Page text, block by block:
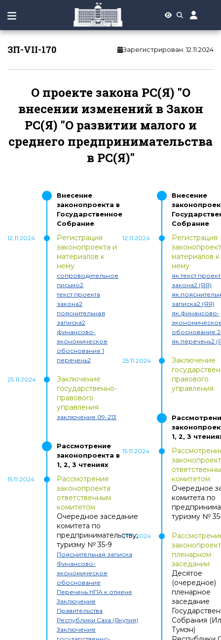
ЗП-VII-170 Зарегистрирован: 12.11.2024
О проекте закона РС(Я) "О
внесении изменений в Закон
РС(Я) "О развитии малого и
среднего предпринимательства
в РС(Я)"
Внесение
законопроекта в
Государственное
Собрание
12.11.2024
Регистрация
законопроекта и
материалов к
нему
сопроводительное
письмо2
текст проекта
закона2
пояснительная
записка2
финансово-
экономическое
обоснование 1
перечень2
25.11.2024
Заключение
государственно-
правового
управления
заключение 09-213
Рассмотрение
законопроекта в
1, 2, 3 чтениях
15.11.2024
Рассмотрение
законопроекта
ответственным
комитетом
Очередное заседание
комитета по
предпринимательству,
туризму №35-9
Пояснительная записка
Финансово-
экономическое
обоснование
Перечень НПА к отмене
Заключение
Правительства
Республики Саха (Якутия)
Заключение
Внесение
Собрание
12.11.2024
Регистрация
материалов к
нему
як.текст
закона2 (ЯЯ)
записка2 (ЯЯ)
як.финансово-
обоснование
як.перечень2
25.11.2024
Заключение
правового
управления
1, 2, 3
15.11.2024
комитетом
Очередное
комитета по
туризму №
27.11.2024
пленарном
заседании
Десятое
(очередное)
пленарное
заседание
Собрания (Ил
Тумэн)